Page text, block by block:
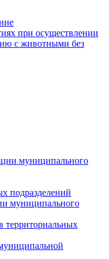
при осуществлении
с животными без
муниципального
подразделений
муниципального
территориальных